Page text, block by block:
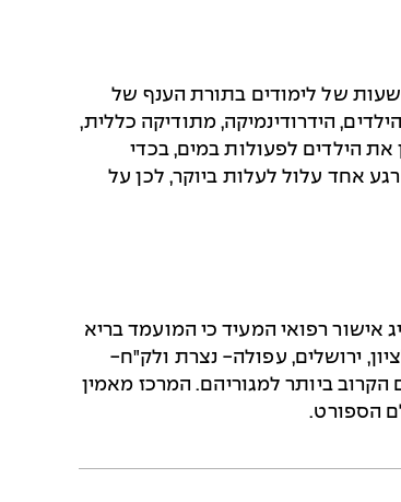
הלימודים של קורס מדריכי שחייה הוא 228 שעות לימוד, הכוללות 60 שעות של לימודים עיוניים במדעי הספורט, 140 שעות של לימודים בתורת הענף של
הילדים, הידרודינמיקה, מתודיקה כללית,
הילדים לפעולות במים, בכדי
אחד עלול לעלות ביוקר, לכן על
וכמובן להציג אישור רפואי המעיד כי המועמד בריא
ירושלים, עפולה- נצרת ולק"ח-
ביותר למגוריהם. המרכז מאמין
הספורט.